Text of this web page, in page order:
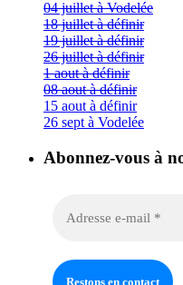
04 juillet à Vodelée
18 juillet à définir
19 juillet à définir
26 juillet à définir
1 aout à définir
08 aout à définir
15 aout à définir
26 sept à Vodelée
Abonnez-vous à